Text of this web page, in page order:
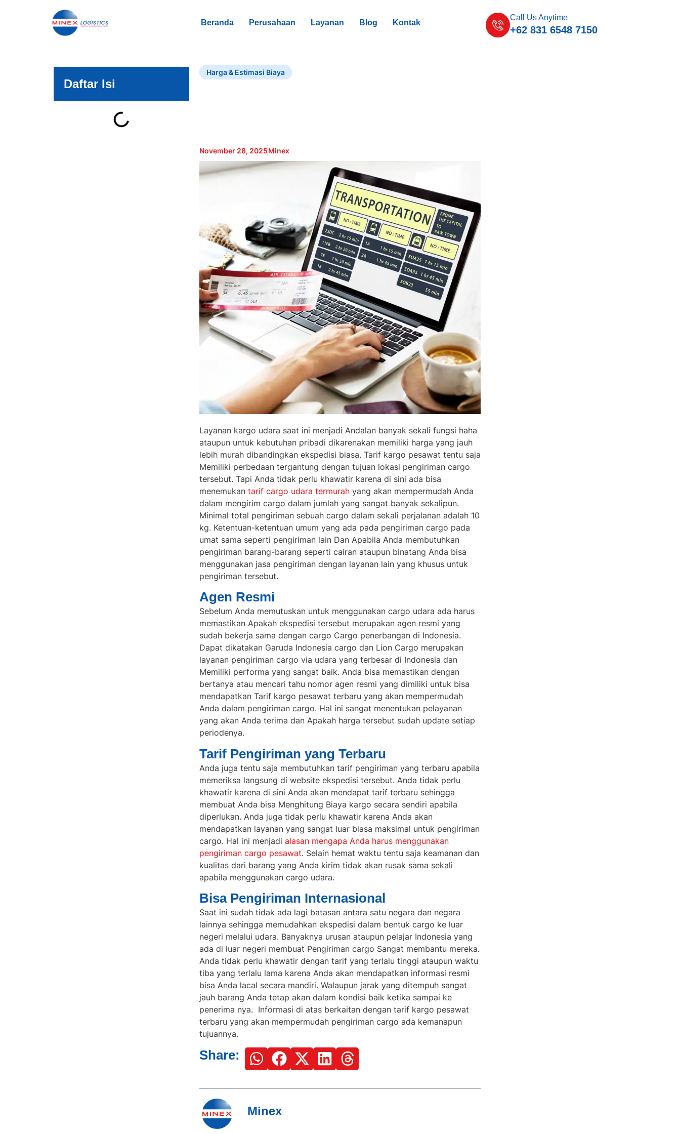
Beranda Perusahaan Layanan Blog Kontak
Call Us Anytime
+62 831 6548 7150
Daftar Isi
Harga & Estimasi Biaya
November 28, 2025Minex
Layanan kargo udara saat ini menjadi Andalan banyak sekali fungsi haha
ataupun untuk kebutuhan pribadi dikarenakan memiliki harga yang jauh
lebih murah dibandingkan ekspedisi biasa. Tarif kargo pesawat tentu saja
Memiliki perbedaan tergantung dengan tujuan lokasi pengiriman cargo
tersebut. Tapi Anda tidak perlu khawatir karena di sini ada bisa
menemukan tarif cargo udara termurah yang akan mempermudah Anda
dalam mengirim cargo dalam jumlah yang sangat banyak sekalipun.
Minimal total pengiriman sebuah cargo dalam sekali perjalanan adalah 10
kg. Ketentuan-ketentuan umum yang ada pada pengiriman cargo pada
umat sama seperti pengiriman lain Dan Apabila Anda membutuhkan
pengiriman barang-barang seperti cairan ataupun binatang Anda bisa
menggunakan jasa pengiriman dengan layanan lain yang khusus untuk
pengiriman tersebut.
Agen Resmi
Sebelum Anda memutuskan untuk menggunakan cargo udara ada harus
memastikan Apakah ekspedisi tersebut merupakan agen resmi yang
sudah bekerja sama dengan cargo Cargo penerbangan di Indonesia.
Dapat dikatakan Garuda Indonesia cargo dan Lion Cargo merupakan
layanan pengiriman cargo via udara yang terbesar di Indonesia dan
Memiliki performa yang sangat baik. Anda bisa memastikan dengan
bertanya atau mencari tahu nomor agen resmi yang dimiliki untuk bisa
mendapatkan Tarif kargo pesawat terbaru yang akan mempermudah
Anda dalam pengiriman cargo. Hal ini sangat menentukan pelayanan
yang akan Anda terima dan Apakah harga tersebut sudah update setiap
periodenya.
Tarif Pengiriman yang Terbaru
Anda juga tentu saja membutuhkan tarif pengiriman yang terbaru apabila
memeriksa langsung di website ekspedisi tersebut. Anda tidak perlu
khawatir karena di sini Anda akan mendapat tarif terbaru sehingga
membuat Anda bisa Menghitung Biaya kargo secara sendiri apabila
diperlukan. Anda juga tidak perlu khawatir karena Anda akan
mendapatkan layanan yang sangat luar biasa maksimal untuk pengiriman
cargo. Hal ini menjadi alasan mengapa Anda harus menggunakan
pengiriman cargo pesawat. Selain hemat waktu tentu saja keamanan dan
kualitas dari barang yang Anda kirim tidak akan rusak sama sekali
apabila menggunakan cargo udara.
Bisa Pengiriman Internasional
Saat ini sudah tidak ada lagi batasan antara satu negara dan negara
lainnya sehingga memudahkan ekspedisi dalam bentuk cargo ke luar
negeri melalui udara. Banyaknya urusan ataupun pelajar Indonesia yang
ada di luar negeri membuat Pengiriman cargo Sangat membantu mereka.
Anda tidak perlu khawatir dengan tarif yang terlalu tinggi ataupun waktu
tiba yang terlalu lama karena Anda akan mendapatkan informasi resmi
bisa Anda lacal secara mandiri. Walaupun jarak yang ditempuh sangat
jauh barang Anda tetap akan dalam kondisi baik ketika sampai ke
penerima nya. Informasi di atas berkaitan dengan tarif kargo pesawat
terbaru yang akan mempermudah pengiriman cargo ada kemanapun
tujuannya.
Share:
Minex